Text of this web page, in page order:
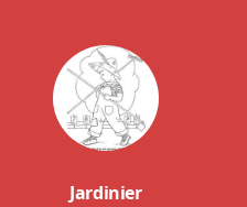
Jardinier